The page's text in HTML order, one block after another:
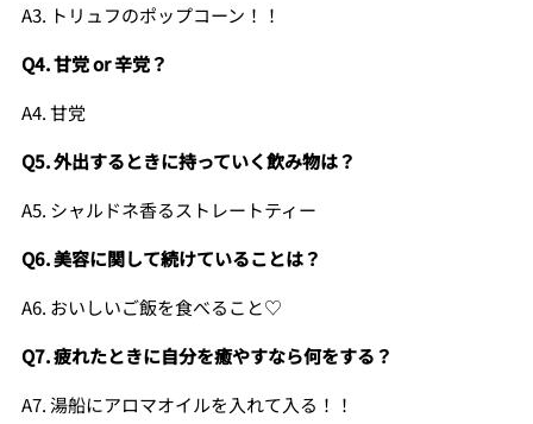
A3. トリュフのポップコーン！！
Q4. 甘党 or 辛党？
A4. 甘党
Q5. 外出するときに持っていく飲み物は？
A5. シャルドネ香るストレートティー
Q6. 美容に関して続けていることは？
A6. おいしいご飯を食べること♡
Q7. 疲れたときに自分を癒やすなら何をする？
A7. 湯船にアロマオイルを入れて入る！！